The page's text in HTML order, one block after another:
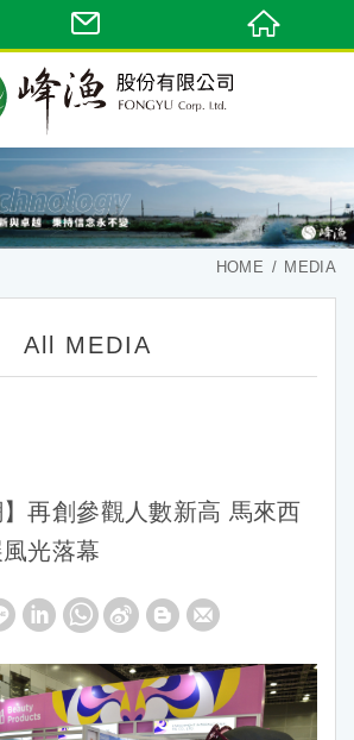
HOME MEDIA
All MEDIA
】再創參觀人數新高 馬來西
光落幕